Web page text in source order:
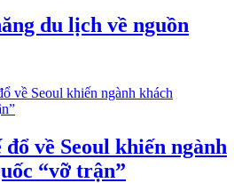
du lịch về nguồn
về Seoul khiến ngành
“vỡ trận”